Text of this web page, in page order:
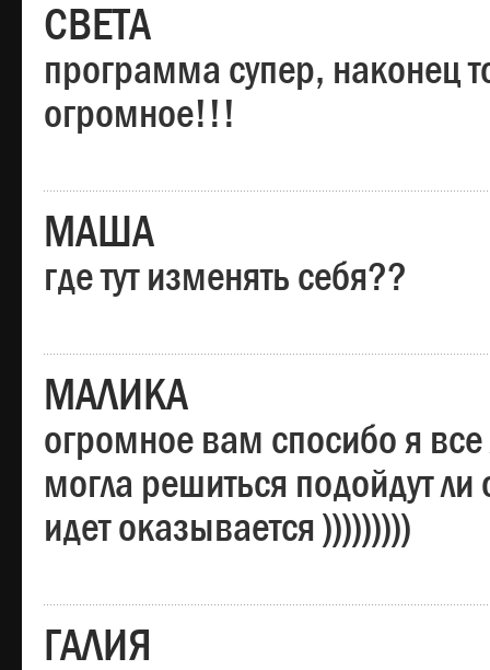
СВЕТА
программа супер, наконец
огромное!!!
МАША
где тут изменять себя??
МАЛИКА
огромное вам спосибо я
могла решиться подойдут ли
идет оказывается )))))))))
ГАЛИЯ